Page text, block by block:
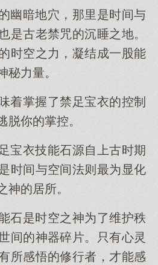
幽暗地穴，那里是时间与
是古老禁咒的沉睡之地。
时空之力，凝结成一股能
秘力量。
着掌握了禁足宝衣的控制
脱你的掌控。
宝衣技能石源自上古时期
时间与空间法则最为显化
神的居所。
石是时空之神为了维护秩
间的神器碎片。只有心灵
所感悟的修行者，才能感